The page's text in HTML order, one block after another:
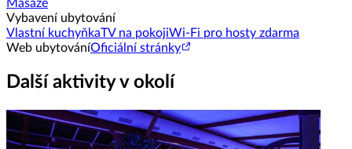
Masáže
Vybavení ubytování
Vlastní kuchyňkaTV na pokojiWi-Fi pro hosty zdarma
Web ubytováníOficiální stránky
Další aktivity v okolí